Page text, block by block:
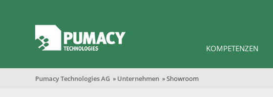
KOMPETENZEN
Pumacy Technologies AG » Unternehmen » Showroom